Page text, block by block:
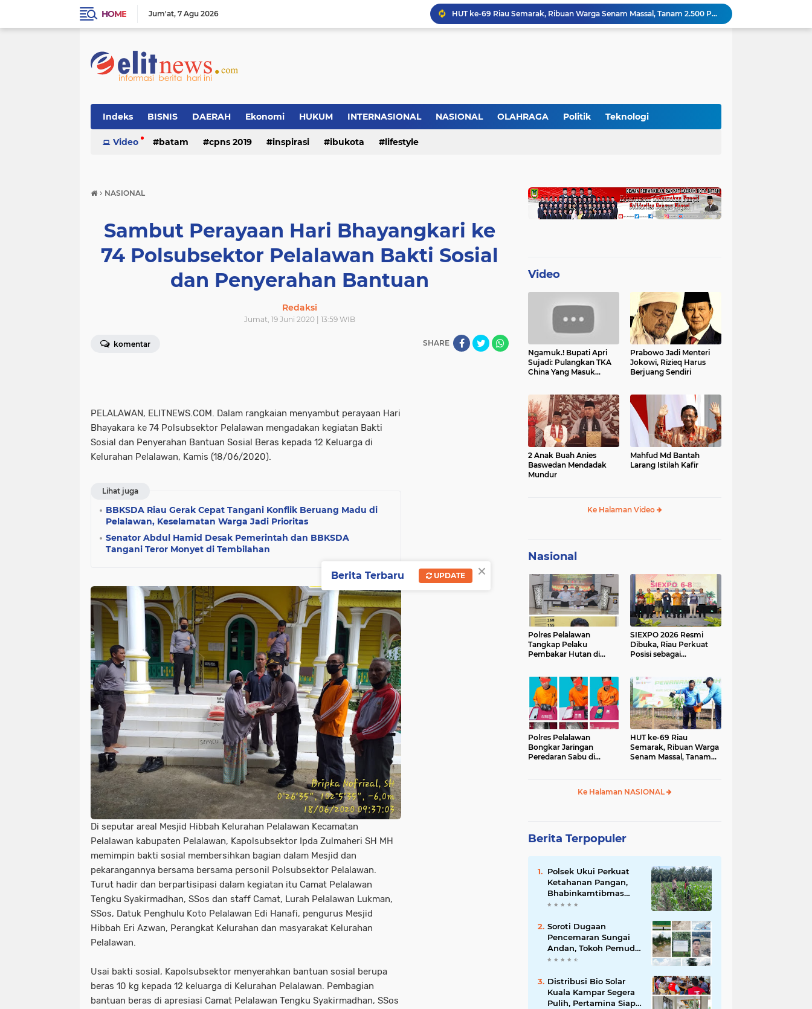
HOME Jum'at 7 Agu 2026
Pemkab Pelalawan Bentuk Tim Verifikasi, Penyelesaian Konflik Lahan PT Arara Abadi dan Warga Mak Teduh Masuki Babak Baru
WALHI Riau Desak Penegakan Hukum Usai Dugaan Pencemaran Sungai Reteh oleh Aktivitas Tambang PT BPP
HUT ke-69 Riau Semarak, Ribuan Warga Senam Massal, Tanam 2.500 Pohon dan Resmikan Kantor KONI
Indeks BISNIS DAERAH Ekonomi HUKUM INTERNASIONAL NASIONAL OLAHRAGA Politik Teknologi
Video batam cpns 2019 inspirasi ibukota lifestyle
› NASIONAL
Sambut Perayaan Hari Bhayangkari ke
74 Polsubsektor Pelalawan Bakti Sosial
dan Penyerahan Bantuan
Redaksi
Jumat, 19 Juni 2020 | 13:59 WIB
komentar SHARE
PELALAWAN, ELITNEWS.COM. Dalam rangkaian menyambut perayaan Hari
Bhayakara ke 74 Polsubsektor Pelalawan mengadakan kegiatan Bakti
Sosial dan Penyerahan Bantuan Sosial Beras kepada 12 Keluarga di
Kelurahan Pelalawan, Kamis (18/06/2020).
Lihat juga
BBKSDA Riau Gerak Cepat Tangani Konflik Beruang Madu di
Pelalawan, Keselamatan Warga Jadi Prioritas
Senator Abdul Hamid Desak Pemerintah dan BBKSDA
Tangani Teror Monyet di Tembilahan
Di seputar areal Mesjid Hibbah Kelurahan Pelalawan Kecamatan
Pelalawan kabupaten Pelalawan, Kapolsubsektor Ipda Zulmaheri SH MH
memimpin bakti sosial membersihkan bagian dalam Mesjid dan
pekarangannya bersama bersama personil Polsubsektor Pelalawan.
Turut hadir dan berpartisipasi dalam kegiatan itu Camat Pelalawan
Tengku Syakirmadhan, SSos dan staff Camat, Lurah Pelalawan Lukman,
SSos, Datuk Penghulu Koto Pelalawan Edi Hanafi, pengurus Mesjid
Hibbah Eri Azwan, Perangkat Kelurahan dan masyarakat Kelurahan
Pelalawan.
Usai bakti sosial, Kapolsubsektor menyerahkan bantuan sosial berupa
beras 10 kg kepada 12 keluarga di Kelurahan Pelalawan. Pembagian
bantuan beras di apresiasi Camat Pelalawan Tengku Syakirmadhan, SSos
Video
Ngamuk.! Bupati Apri
Sujadi: Pulangkan TKA
China Yang Masuk
Prabowo Jadi Menteri
Jokowi, Rizieq Harus
Berjuang Sendiri
2 Anak Buah Anies
Baswedan Mendadak
Mundur
Mahfud Md Bantah
Larang Istilah Kafir
Ke Halaman Video
Nasional
Polres Pelalawan
Tangkap Pelaku
Pembakar Hutan di
Kebun Sawit
SIEXPO 2026 Resmi
Dibuka, Riau Perkuat
Posisi sebagai
Polres Pelalawan
Bongkar Jaringan
Peredaran Sabu di
HUT ke-69 Riau
Semarak, Ribuan Warga
Senam Massal, Tanam
Ke Halaman NASIONAL
Berita Terpopuler
Polsek Ukui Perkuat
Ketahanan Pangan,
Bhabinkamtibmas
Pantau Pertumbuhan
Air Hitam
Soroti Dugaan
Pencemaran Sungai
Andan, Tokoh Pemuda
Desak Investigasi PT
Distribusi Bio Solar
Kuala Kampar Segera
Pulih, Pertamina Siap
×
Berita Terbaru UPDATE